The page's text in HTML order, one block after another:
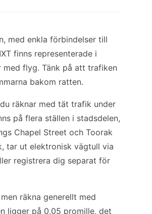
med enkla förbindelser till
finns representerade i
med flyg. Tänk på att trafiken
bakom ratten.
räknar med tät trafik under
på flera ställen i stadsdelen,
Chapel Street och Toorak
tar ut elektronisk vägtull via
registrera dig separat för
räkna generellt med
ligger på 0,05 promille, det